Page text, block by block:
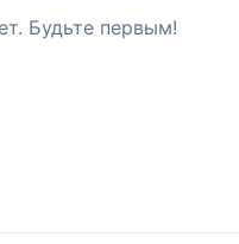
Будьте первым!